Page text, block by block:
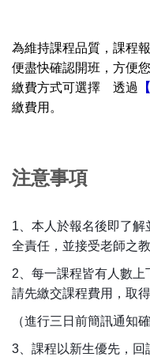
為維持課程品質，課程
便盡快確認開班，方便
繳費方式可選擇 透過
繳費用。
注意事項
1、 本人於報名後即了解
全責任，並接受老師之
2、每一課程皆有人數上
請先繳交課程費用，取得
（進行三日前簡訊通知
3、課程以新生優先，回